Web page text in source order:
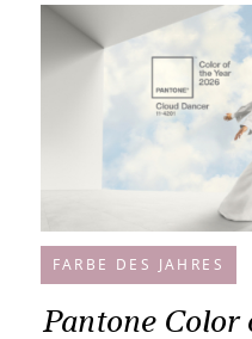
FARBE DES JAHRES
Pantone Color